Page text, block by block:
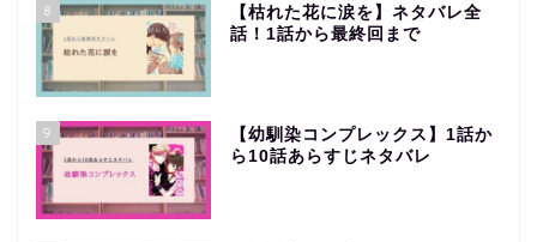
8
【枯れた花に涙を】ネタバレ全
話！1話から最終回まで
9
【幼馴染コンプレックス】1話か
ら10話あらすじネタバレ